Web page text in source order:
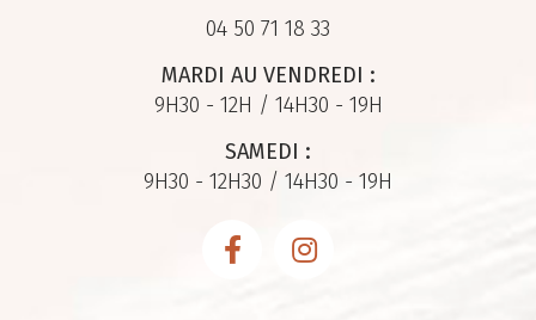
04 50 71 18 33
MARDI AU VENDREDI :
9H30 - 12H / 14H30 - 19H
SAMEDI :
9H30 - 12H30 / 14H30 - 19H